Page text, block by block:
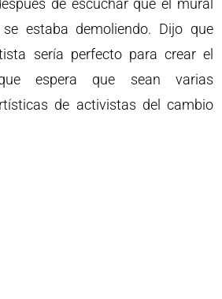
de escuchar que el mural
estaba demoliendo. Dijo que
sería perfecto para crear el
espera que sean varias
de activistas del cambio